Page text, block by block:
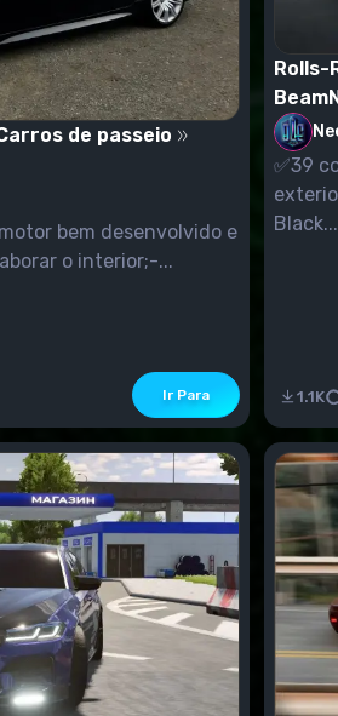
de passeio
bem desenvolvido e
o interior;-...
Ir Para
Rolls-
✅39
Black...
1.1K